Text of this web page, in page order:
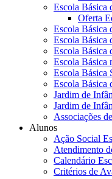
Escola Básica
Oferta
Escola Básica
Escola Básica
Escola Básica
Escola Básica
Escola Básica
Escola Básica
Jardim de
Jardim de
Associações
Alunos
Ação Social
Atendimento
Calendário
Critérios de